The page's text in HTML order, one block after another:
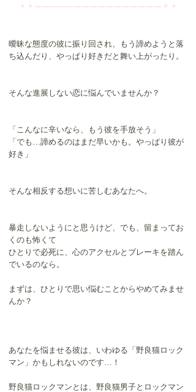
＊＊ーーーーーーーーーーーーーーーー＊＊
曖昧な態度の彼に振り回され、もう諦めようと落
ち込んだり、やっぱり好きだと舞い上がったり。
そんな進展しない恋に悩んでいませんか？
「こんなに辛いなら、もう彼を手放そう」
「でも…諦めるのはまだ早いかも。やっぱり彼が
好き」
そんな相反する想いに苦しむあなたへ。
暴走しないようにと思うけど、でも、留まってお
くのも怖くて
ひとりで必死に、心のアクセルとブレーキを踏ん
でいるのなら。
​まずは、ひとりで思い悩むことからやめてみませ
んか？
あなたを悩ませる彼は、いわゆる「野良猫ロック
マン」かもしれないのです…！
​​野良猫ロックマンとは、野良猫男子とロックマン